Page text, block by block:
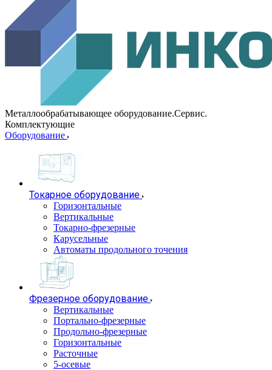
Металлообрабатывающее оборудование.Сервис.
Комплектующие
Оборудование
Токарное оборудование
Горизонтальные
Вертикальные
Токарно-фрезерные
Карусельные
Автоматы продольного точения
Фрезерное оборудование
Вертикальные
Портально-фрезерные
Продольно-фрезерные
Горизонтальные
Расточные
5-осевые